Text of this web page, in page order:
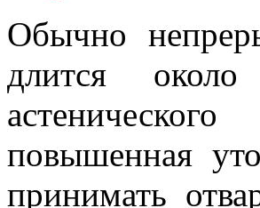
Обычно
длится
повышенная
принимать